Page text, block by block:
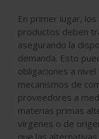
En primer lugar,
productos deben
asegurando la
demanda. Esto
obligaciones a
mecanismos de
proveedores a
materias primas
vírgenes o de
que las